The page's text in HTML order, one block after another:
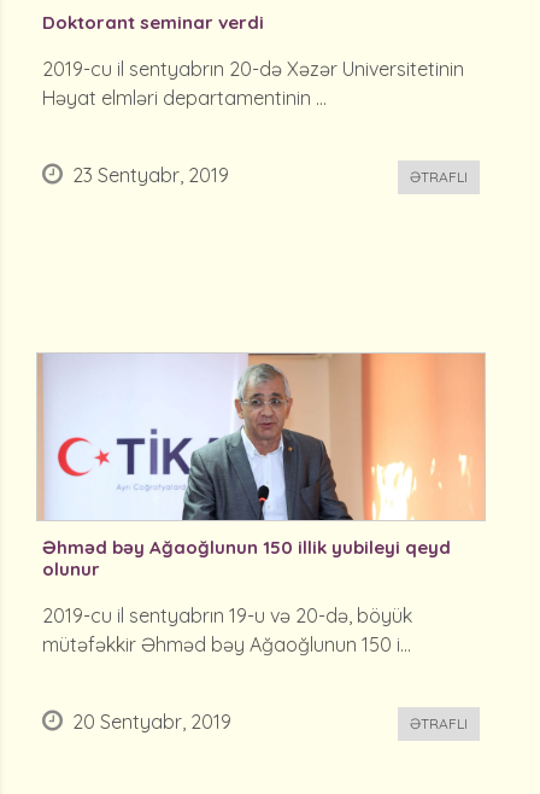
Doktorant seminar verdi
2019-cu il sentyabrın 20-də Xəzər Universitetinin
Həyat elmləri departamentinin ...
23 Sentyabr, 2019 ƏTRAFLI
Əhməd bəy Ağaoğlunun 150 illik yubileyi qeyd
olunur
2019-cu il sentyabrın 19-u və 20-də, böyük
mütəfəkkir Əhməd bəy Ağaoğlunun 150 i...
20 Sentyabr, 2019 ƏTRAFLI